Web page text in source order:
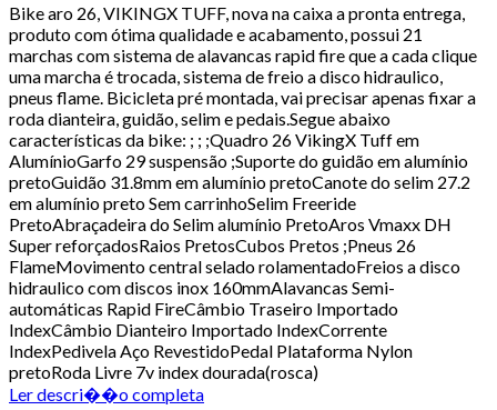
Bike aro 26, VIKINGX TUFF, nova na caixa a pronta entrega,
produto com ótima qualidade e acabamento, possui 21
marchas com sistema de alavancas rapid fire que a cada clique
uma marcha é trocada, sistema de freio a disco hidraulico,
pneus flame. Bicicleta pré montada, vai precisar apenas fixar a
roda dianteira, guidão, selim e pedais.Segue abaixo
características da bike: ; ; ;Quadro 26 VikingX Tuff em
AlumínioGarfo 29 suspensão ;Suporte do guidão em alumínio
pretoGuidão 31.8mm em alumínio pretoCanote do selim 27.2
em alumínio preto Sem carrinhoSelim Freeride
PretoAbraçadeira do Selim alumínio PretoAros Vmaxx DH
Super reforçadosRaios PretosCubos Pretos ;Pneus 26
FlameMovimento central selado rolamentadoFreios a disco
hidraulico com discos inox 160mmAlavancas Semi-
automáticas Rapid FireCâmbio Traseiro Importado
IndexCâmbio Dianteiro Importado IndexCorrente
IndexPedivela Aço RevestidoPedal Plataforma Nylon
pretoRoda Livre 7v index dourada(rosca)
Ler descri��o completa